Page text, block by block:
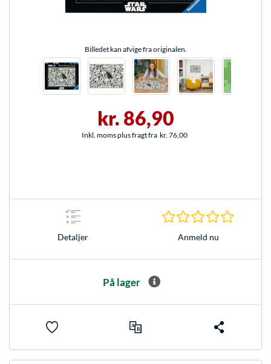
Billedet kan afvige fra originalen.
kr. 86,90
Inkl. moms plus fragt fra kr. 76,00
Detaljer Anmeld nu
På lager